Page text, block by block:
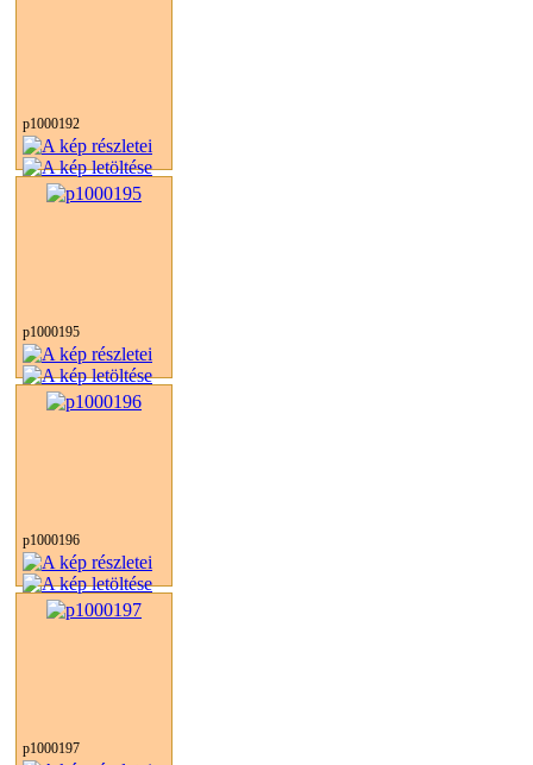
p1000192
p1000195
p1000196
p1000197